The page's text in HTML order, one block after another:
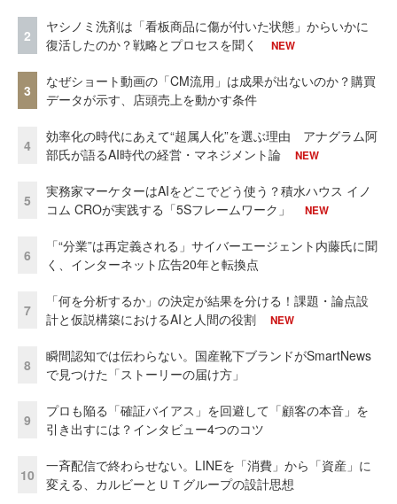
2
ヤシノミ洗剤は「看板商品に傷が付いた状態」からいかに
復活したのか？戦略とプロセスを聞く
NEW
3
なぜショート動画の「CM流用」は成果が出ないのか？購買
データが示す、店頭売上を動かす条件
4
効率化の時代にあえて“超属人化”を選ぶ理由 アナグラム阿
部氏が語るAI時代の経営・マネジメント論
NEW
5
実務家マーケターはAIをどこでどう使う？積水ハウス イノ
コム CROが実践する「5Sフレームワーク」
NEW
6
「“分業”は再定義される」サイバーエージェント内藤氏に聞
く、インターネット広告20年と転換点
7
「何を分析するか」の決定が結果を分ける！課題・論点設
計と仮説構築におけるAIと人間の役割
NEW
8
瞬間認知では伝わらない。国産靴下ブランドがSmartNews
で見つけた「ストーリーの届け方」
9
プロも陥る「確証バイアス」を回避して「顧客の本音」を
引き出すには？インタビュー4つのコツ
10
一斉配信で終わらせない。LINEを「消費」から「資産」に
変える、カルビーとＵＴグループの設計思想